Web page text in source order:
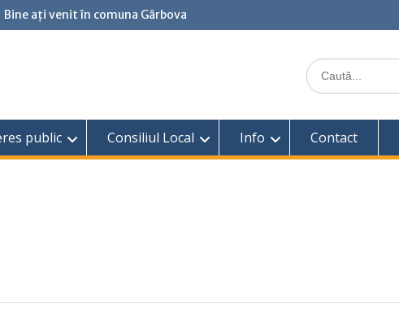
Bine ați venit în comuna Gârbova
Caută
for:
public Consiliul Local Info Contact